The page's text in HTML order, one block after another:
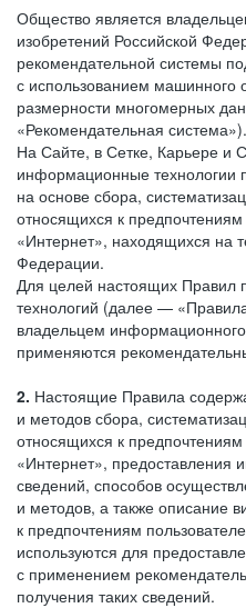
Общество является
изобретений Российской
рекомендательной системы
с использованием машинного
размерности многомерных
«Рекомендательная система»).
На Сайте, в Сетке, Карьере и
информационные технологии
на основе сбора,
относящихся к предпочтениям
«Интернет», находящихся на
Федерации.
Для целей настоящих Правил
технологий (далее —
владельцем
применяются
2. Настоящие Правила
и методов сбора,
относящихся к предпочтениям
«Интернет», предоставления
сведений, способов
и методов, а также описание
к предпочтениям
используются для
с применением
получения таких сведений.